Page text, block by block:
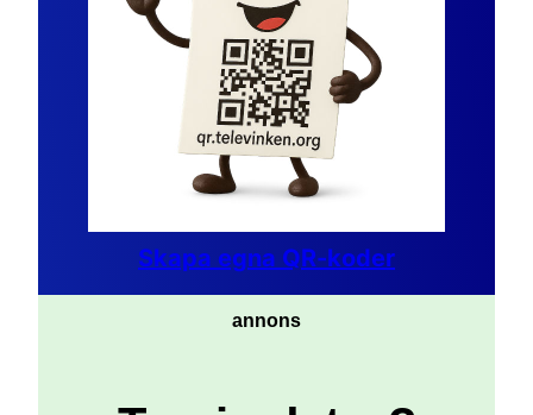
Skapa egna QR-koder
annons